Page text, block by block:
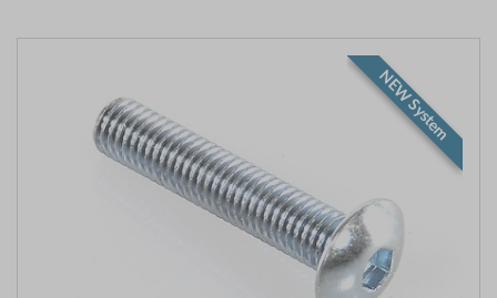
NEW System